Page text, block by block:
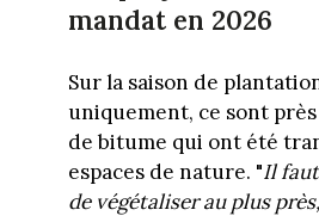
mandat en 2026
Sur la saison de
uniquement, ce sont
de bitume qui ont été
espaces de nature. "Il
de végétaliser au plus